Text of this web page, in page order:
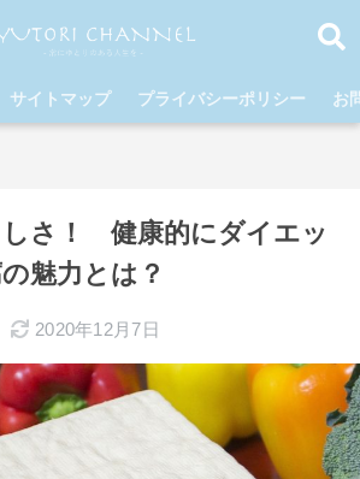
サイトマップ プライバシーポリシー お
さ！ 健康的にダイエッ
魅力とは？
2020年12月7日